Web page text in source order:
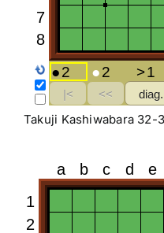
Takuji Kashiwabara 32-